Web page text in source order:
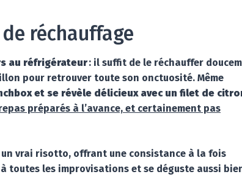
réchauffage
au réfrigérateur: il suffit de le réchauffer
pour retrouver toute son onctuosité. Même
et se révèle délicieux avec un filet de
préparés à l’avance, et certainement pas
un vrai risotto, offrant une consistance à la fois
toutes les improvisations et se déguste aussi